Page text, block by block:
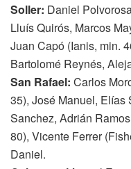
Soller: Daniel
Lluís Quirós, Marcos
Juan Capó (Ianis, min.
Bartolomé Reynés,
San Rafael: Carlos
35), José Manuel, Elías
Sanchez, Adrián
80), Vicente Ferrer
Daniel.